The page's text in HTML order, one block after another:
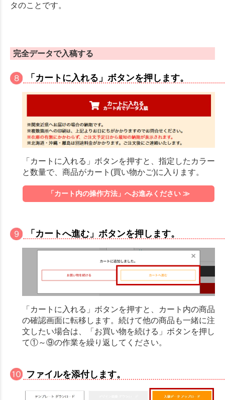
タのことです。
完全データで入稿する
「カートに入れる」ボタンを押します。
「カートに入れる」ボタンを押すと、指定したカラー
と数量で、商品がカート(買い物かご)に入ります。
「カート内の操作方法」へお進みください ≫
「カートへ進む」ボタンを押します。
「カートに入れる」ボタンを押すと、カート内の商品
の確認画面に転移します。続けて他の商品も一緒に注
文したい場合は、「お買い物を続ける」ボタンを押し
て①～⑨の作業を繰り返してください。
ファイルを添付します。